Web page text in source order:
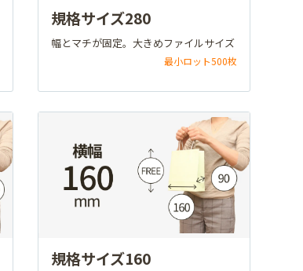
規格サイズ280
幅とマチが固定。大きめファイルサイズ
最小ロット500枚
規格サイズ160